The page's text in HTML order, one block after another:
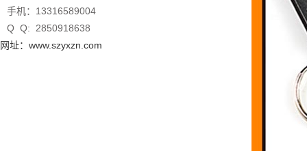
手机：13316589004
Q Q: 2850918638
网址：www.szyxzn.com